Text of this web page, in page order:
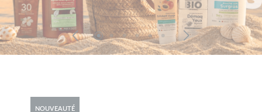
NOUVEAUTÉ